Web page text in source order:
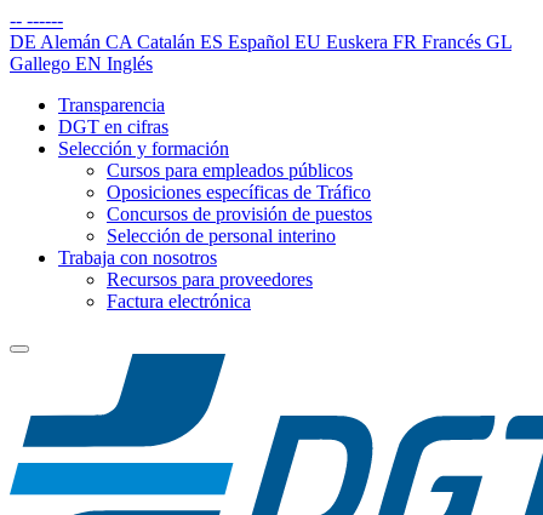
-- ------
DE Alemán CA Catalán ES Español EU Euskera FR Francés GL
Gallego EN Inglés
Transparencia
DGT en cifras
Selección y formación
Cursos para empleados públicos
Oposiciones específicas de Tráfico
Concursos de provisión de puestos
Selección de personal interino
Trabaja con nosotros
Recursos para proveedores
Factura electrónica